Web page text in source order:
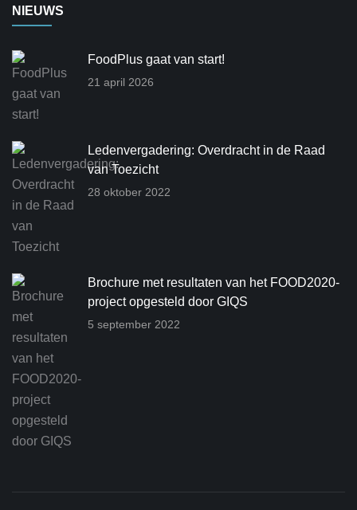
NIEUWS
FoodPlus gaat van start!
21 april 2026
Ledenvergadering: Overdracht in de Raad
van Toezicht
28 oktober 2022
Brochure met resultaten van het FOOD2020-
project opgesteld door GIQS
5 september 2022